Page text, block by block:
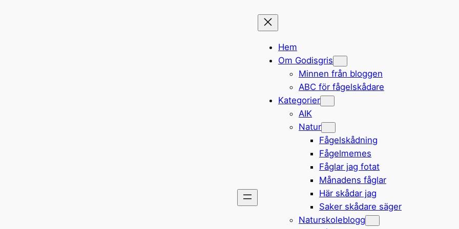
Hem
Om Godisgris
Minnen från bloggen
ABC för fågelskådare
Kategorier
AIK
Natur
Fågelskådning
Fågelmemes
Fåglar jag fotat
Månadens fåglar
Här skådar jag
Saker skådare säger
Naturskoleblogg